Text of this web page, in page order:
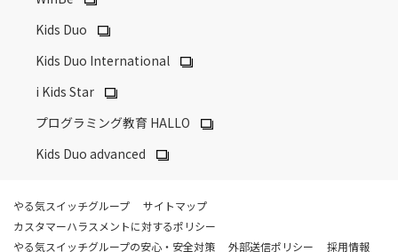
Kids Duo
Kids Duo International
i Kids Star
プログラミング教育 HALLO
Kids Duo advanced
やる気スイッチグループ
サイトマップ
カスタマーハラスメントに対するポリシー
やる気スイッチグループの安心・安全対策
外部送信ポリシー 採用情報